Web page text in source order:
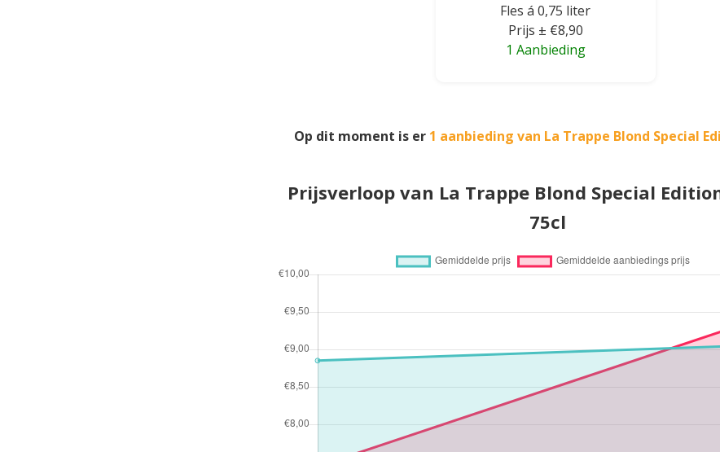
Fles á 0,75 liter
Prijs ± €8,90
1 Aanbieding
Op dit moment is er 1 aanbieding van La Trappe Blond Special
Prijsverloop van La Trappe Blond Special
75cl